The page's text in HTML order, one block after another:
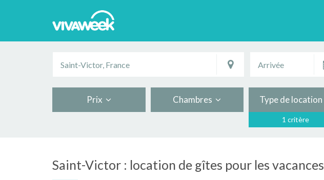
Prix Chambres Type de location
1 critère
Saint-Victor : location de gîtes pour les vacances